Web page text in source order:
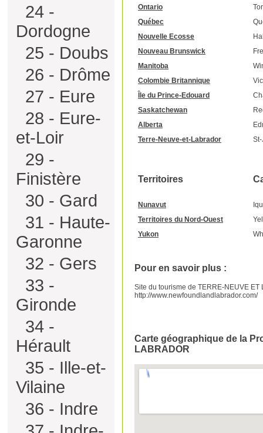
24 -
Dordogne
25 - Doubs
26 - Drôme
27 - Eure
28 - Eure-
et-Loir
29 -
Finistère
30 - Gard
31 - Haute-
Garonne
32 - Gers
33 -
Gironde
34 -
Hérault
35 - Ille-et-
Vilaine
36 - Indre
Ontario
Québec
Nouvelle Ecosse
Nouveau Brunswick
Manitoba
Colombie Britannique
Île du Prince-Edouard
Saskatchewan
Alberta
Terre-Neuve-et-Labrador
Territoires
Nunavut
Territoires du Nord-Ouest
Yukon
Pour en savoir plus :
Site du tourisme de TERRE-NEUVE ET
http://www.newfoundlandlabrador.com/
Carte géographique de la
LABRADOR